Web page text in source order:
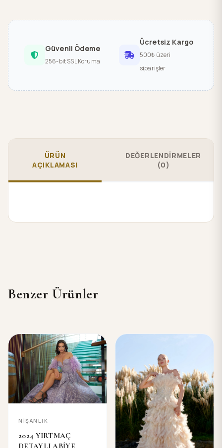
Güvenli Ödeme
256-bit SSL Koruma
Ücretsiz Kargo
500₺ üzeri
siparişler
ÜRÜN
AÇIKLAMASI
DEĞERLENDİRMELER
(0)
Benzer Ürünler
NİŞANLIK
2024 YIRTMAÇ
DETAYLI ABİYE